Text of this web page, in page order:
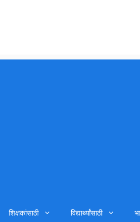
शिक्षकांसाठी विद्यार्थ्यांसाठी